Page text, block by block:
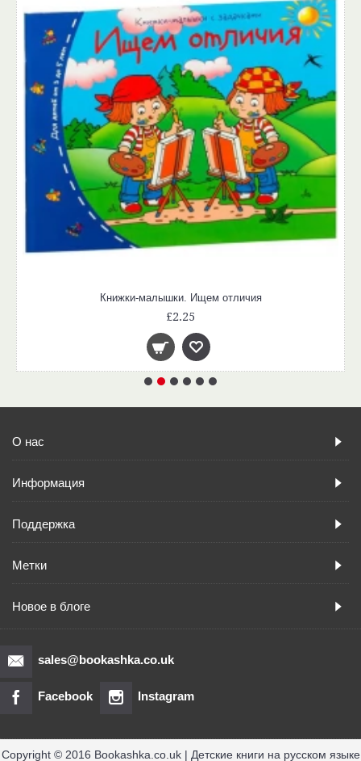
Книжки-малышки. Ищем отличия
£2.25
О нас
Информация
Поддержка
Метки
Новое в блоге
sales@bookashka.co.uk
Facebook Instagram
Copyright © 2016 Bookashka.co.uk | Детские книги на русском языке